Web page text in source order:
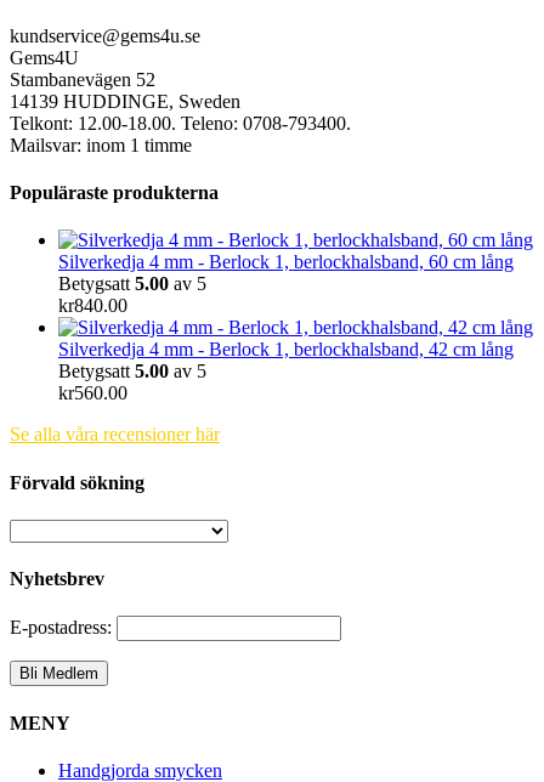
kundservice@gems4u.se
Gems4U
Stambanevägen 52
14139 HUDDINGE, Sweden
Telkont: 12.00-18.00. Teleno: 0708-793400.
Mailsvar: inom 1 timme
Populäraste produkterna
Silverkedja 4 mm - Berlock 1, berlockhalsband, 60 cm lång
Betygsatt 5.00 av 5
kr840.00
Silverkedja 4 mm - Berlock 1, berlockhalsband, 42 cm lång
Betygsatt 5.00 av 5
kr560.00
Se alla våra recensioner här
Förvald sökning
Nyhetsbrev
E-postadress:
MENY
Handgjorda smycken